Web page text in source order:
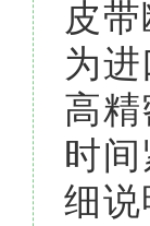
皮
为
高
时
细